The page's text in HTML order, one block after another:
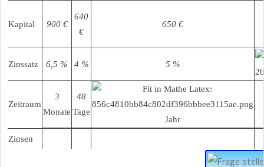
Kapital 900 €
640
€
650 €
Zinssatz 6,5 % 4 % 5 %
Zeitraum
3
Monate
48
Tage
Jahr
Zinsen